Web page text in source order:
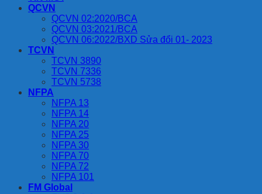
QCVN
QCVN 02:2020/BCA
QCVN 03:2021/BCA
QCVN 06:2022/BXD Sửa đổi 01- 2023
TCVN
TCVN 3890
TCVN 7336
TCVN 5738
NFPA
NFPA 13
NFPA 14
NFPA 20
NFPA 25
NFPA 30
NFPA 70
NFPA 72
NFPA 101
FM Global